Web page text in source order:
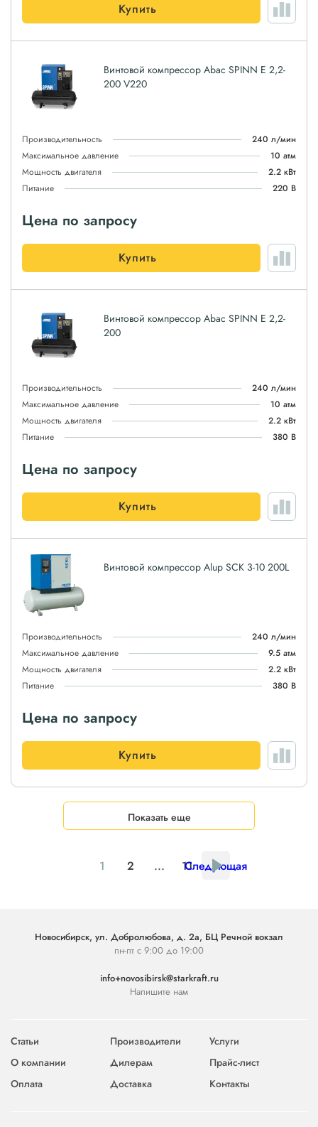
Купить
Винтовой компрессор Abac SPINN E 2,2-
200 V220
Производительность
240 л/мин
Максимальное давление
10 атм
Мощность двигателя
2.2 кВт
Питание
220 В
Цена по запросу
Купить
Винтовой компрессор Abac SPINN E 2,2-
200
Производительность
240 л/мин
Максимальное давление
10 атм
Мощность двигателя
2.2 кВт
Питание
380 В
Цена по запросу
Купить
Винтовой компрессор Alup SCK 3-10 200L
Производительность
240 л/мин
Максимальное давление
9.5 атм
Мощность двигателя
2.2 кВт
Питание
380 В
Цена по запросу
Купить
Показать еще
1 2 ... 11
Следующая
Новосибирск, ул. Добролюбова, д. 2а, БЦ Речной вокзал
пн-пт с 9:00 до 19:00
info+novosibirsk@starkraft.ru
Напишите нам
Статьи Производители
Услуги
О компании
Дилерам
Прайс-лист
Оплата
Доставка Контакты